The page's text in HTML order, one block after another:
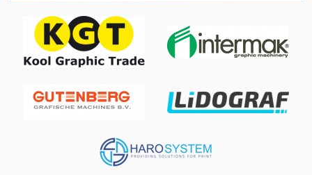
机械 车床
板材盒
标签打印机